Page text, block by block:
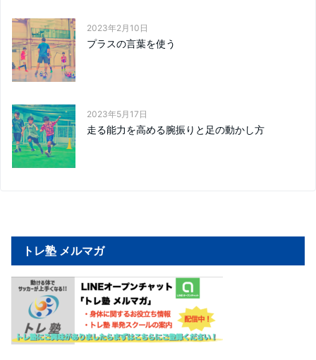
2023年2月10日
プラスの言葉を使う
2023年5月17日
走る能力を高める腕振りと足の動かし方
トレ塾 メルマガ